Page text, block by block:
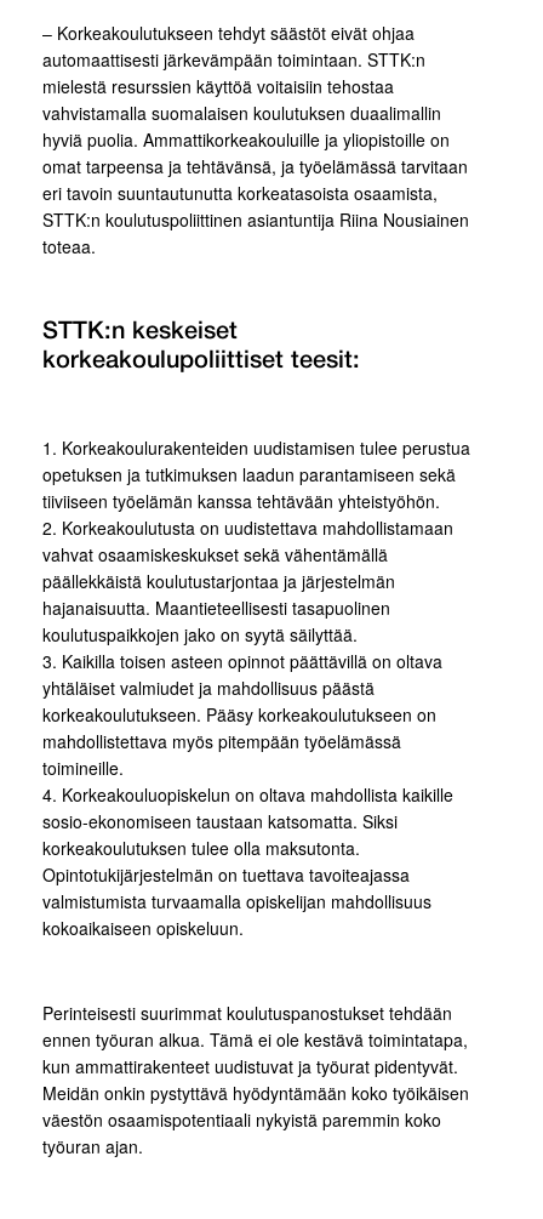
– Korkeakoulutukseen tehdyt säästöt eivät ohjaa
automaattisesti järkevämpään toimintaan. STTK:n
mielestä resurssien käyttöä voitaisiin tehostaa
vahvistamalla suomalaisen koulutuksen duaalimallin
hyviä puolia. Ammattikorkeakouluille ja yliopistoille on
omat tarpeensa ja tehtävänsä, ja työelämässä tarvitaan
eri tavoin suuntautunutta korkeatasoista osaamista,
STTK:n koulutuspoliittinen asiantuntija Riina Nousiainen
toteaa.
STTK:n keskeiset
korkeakoulupoliittiset teesit:
1. Korkeakoulurakenteiden uudistamisen tulee perustua
opetuksen ja tutkimuksen laadun parantamiseen sekä
tiiviiseen työelämän kanssa tehtävään yhteistyöhön.
2. Korkeakoulutusta on uudistettava mahdollistamaan
vahvat osaamiskeskukset sekä vähentämällä
päällekkäistä koulutustarjontaa ja järjestelmän
hajanaisuutta. Maantieteellisesti tasapuolinen
koulutuspaikkojen jako on syytä säilyttää.
3. Kaikilla toisen asteen opinnot päättävillä on oltava
yhtäläiset valmiudet ja mahdollisuus päästä
korkeakoulutukseen. Pääsy korkeakoulutukseen on
mahdollistettava myös pitempään työelämässä
toimineille.
4. Korkeakouluopiskelun on oltava mahdollista kaikille
sosio-ekonomiseen taustaan katsomatta. Siksi
korkeakoulutuksen tulee olla maksutonta.
Opintotukijärjestelmän on tuettava tavoiteajassa
valmistumista turvaamalla opiskelijan mahdollisuus
kokoaikaiseen opiskeluun.
Perinteisesti suurimmat koulutuspanostukset tehdään
ennen työuran alkua. Tämä ei ole kestävä toimintatapa,
kun ammattirakenteet uudistuvat ja työurat pidentyvät.
Meidän onkin pystyttävä hyödyntämään koko työikäisen
väestön osaamispotentiaali nykyistä paremmin koko
työuran ajan.